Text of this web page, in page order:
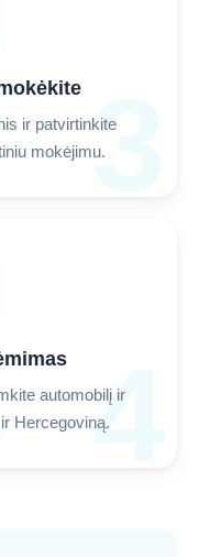
3
ir patvirtinkite
mokėjimu.
4
automobilį ir
Hercegoviną.